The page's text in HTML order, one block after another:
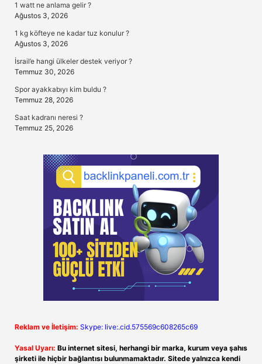
1 watt ne anlama gelir ?
Ağustos 3, 2026
1 kg köfteye ne kadar tuz konulur ?
Ağustos 3, 2026
İsrail’e hangi ülkeler destek veriyor ?
Temmuz 30, 2026
Spor ayakkabıyı kim buldu ?
Temmuz 28, 2026
Saat kadranı neresi ?
Temmuz 25, 2026
Reklam ve İletişim: Skype: live:.cid.575569c608265c69
Yasal Uyarı: Bu internet sitesi, herhangi bir marka, kurum veya şahıs
şirketi ile hiçbir bağlantısı bulunmamaktadır. Sitede yalnızca kendi